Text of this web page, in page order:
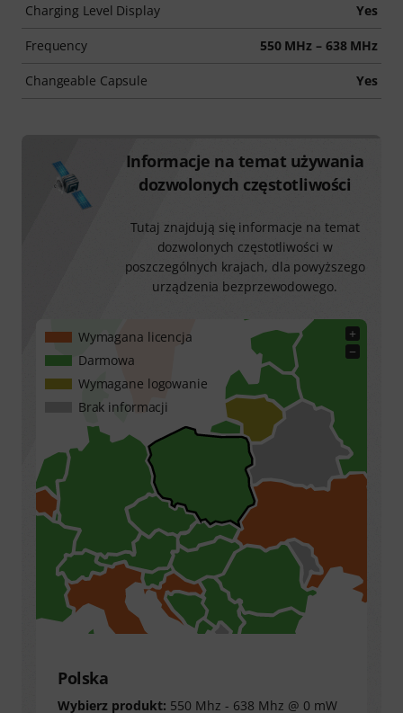
Charging Level Display Yes
Frequency 550 MHz – 638 MHz
Changeable Capsule Yes
Informacje na temat używania
dozwolonych częstotliwości
Tutaj znajdują się informacje na temat
dozwolonych częstotliwości w
poszczególnych krajach, dla powyższego
urządzenia bezprzewodowego.
+
−
Wymagana licencja
Darmowa
Wymagane logowanie
Brak informacji
Polska
Wybierz produkt: 550 Mhz - 638 Mhz @ 0 mW